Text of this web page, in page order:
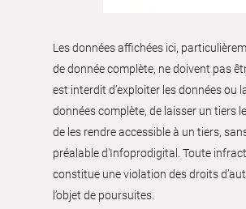
Les données affichées ici,
de donnée complète, ne doivent pas
est interdit d’exploiter les données ou
données complète, de laisser un tiers
de les rendre accessible à un tiers,
préalable d'Infoprodigital. Toute
constitue une violation des droits
l’objet de poursuites.